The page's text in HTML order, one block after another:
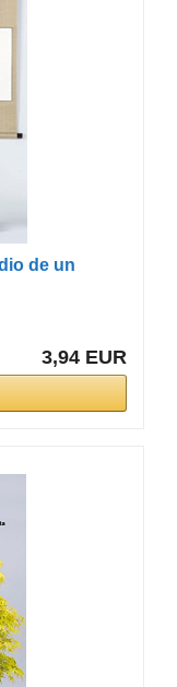
de un
3,94 EUR